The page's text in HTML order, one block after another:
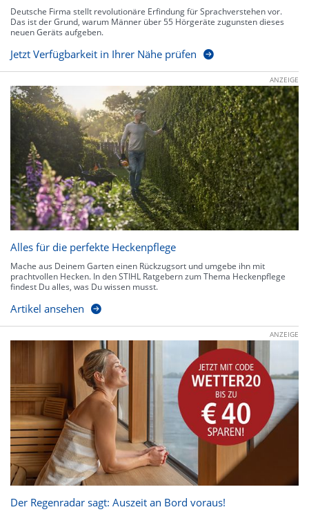
Deutsche Firma stellt revolutionäre Erfindung für Sprachverstehen vor.
Das ist der Grund, warum Männer über 55 Hörgeräte zugunsten dieses
neuen Geräts aufgeben.
Jetzt Verfügbarkeit in Ihrer Nähe prüfen
ANZEIGE
Alles für die perfekte Heckenpflege
Mache aus Deinem Garten einen Rückzugsort und umgebe ihn mit
prachtvollen Hecken. In den STIHL Ratgebern zum Thema Heckenpflege
findest Du alles, was Du wissen musst.
Artikel ansehen
ANZEIGE
Der Regenradar sagt: Auszeit an Bord voraus!